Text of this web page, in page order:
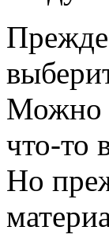
Можно
что-то
Но